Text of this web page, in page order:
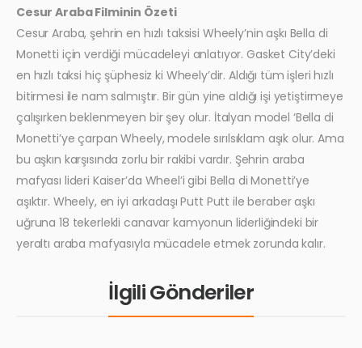
Cesur Araba Filminin Özeti
Cesur Araba, şehrin en hızlı taksisi Wheely’nin aşkı Bella di
Monetti için verdiği mücadeleyi anlatıyor. Gasket City’deki
en hızlı taksi hiç şüphesiz ki Wheely’dir. Aldığı tüm işleri hızlı
bitirmesi ile nam salmıştır. Bir gün yine aldığı işi yetiştirmeye
çalışırken beklenmeyen bir şey olur. İtalyan model ‘Bella di
Monetti’ye çarpan Wheely, modele sırılsıklam aşık olur. Ama
bu aşkın karşısında zorlu bir rakibi vardır. Şehrin araba
mafyası lideri Kaiser’da Wheel’i gibi Bella di Monetti’ye
aşıktır. Wheely, en iyi arkadaşı Putt Putt ile beraber aşkı
uğruna 18 tekerlekli canavar kamyonun liderliğindeki bir
yeraltı araba mafyasıyla mücadele etmek zorunda kalır.
İlgili Gönderiler